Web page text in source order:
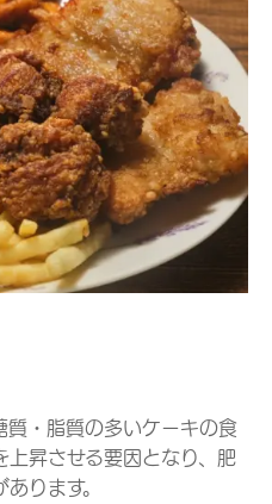
質・脂質の多いケーキの食
昇させる要因となり、肥
ります。